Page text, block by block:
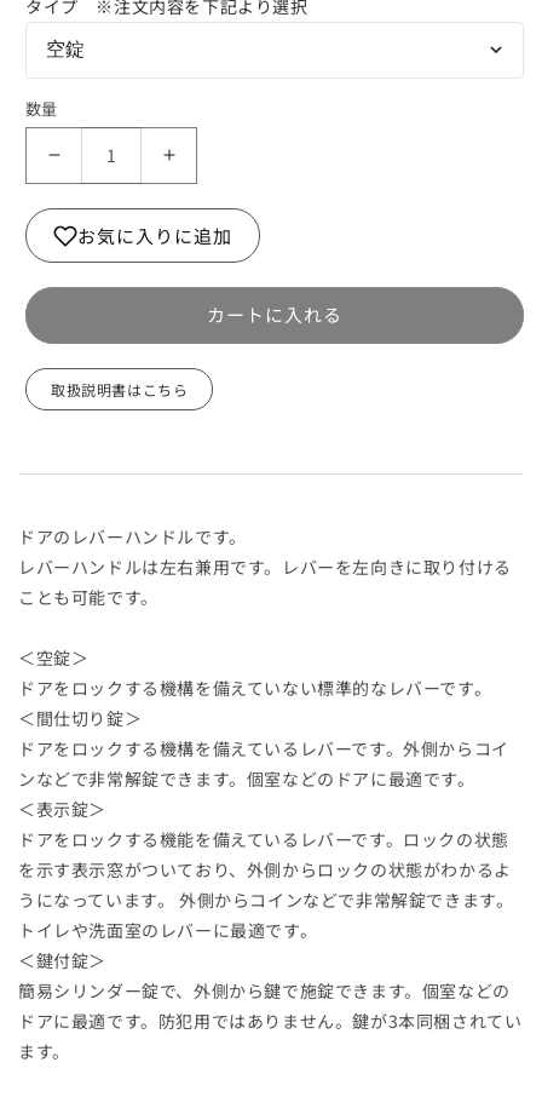
タイプ ※注文内容を下記より選択
空錠
数量
ー
ハ
ン
ル
セ
ッ
ル
バ
ー）
ル
ミ
風
塗
装
の
数
量
を
減
ら
す
レ
ー
ン
ル
セ
ッ
ル
バ
ミ
塗
装
数
量
を
増
お気に入りに追加
カートに入れる
取扱説明書はこちら
ドアのレバーハンドルです。
レバーハンドルは左右兼用です。レバーを左向きに取り付ける
ことも可能です。
＜空錠＞
ドアをロックする機構を備えていない標準的なレバーです。
＜間仕切り錠＞
ドアをロックする機構を備えているレバーです。外側からコイ
ンなどで非常解錠できます。個室などのドアに最適です。
＜表示錠＞
ドアをロックする機能を備えているレバーです。ロックの状態
を示す表示窓がついており、外側からロックの状態がわかるよ
うになっています。 外側からコインなどで非常解錠できます。
トイレや洗面室のレバーに最適です。
＜鍵付錠＞
簡易シリンダー錠で、外側から鍵で施錠できます。個室などの
ドアに最適です。防犯用ではありません。鍵が3本同梱されてい
ます。